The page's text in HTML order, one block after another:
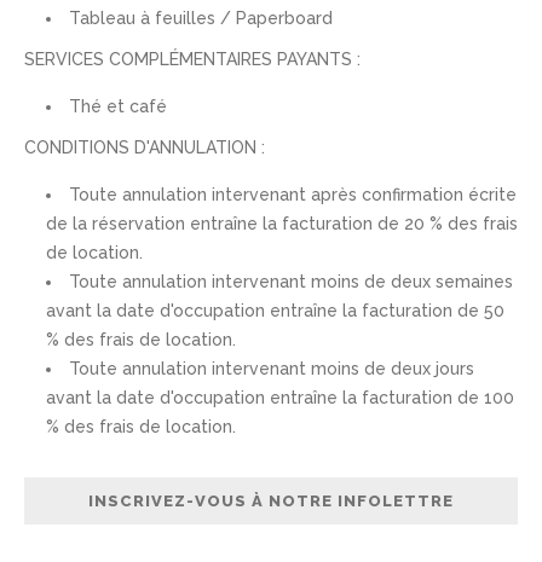
Tableau à feuilles / Paperboard
SERVICES COMPLÉMENTAIRES PAYANTS :
Thé et café
CONDITIONS D'ANNULATION :
Toute annulation intervenant après confirmation écrite
de la réservation entraîne la facturation de 20 % des frais
de location.
Toute annulation intervenant moins de deux semaines
avant la date d'occupation entraîne la facturation de 50
% des frais de location.
Toute annulation intervenant moins de deux jours
avant la date d'occupation entraîne la facturation de 100
% des frais de location.